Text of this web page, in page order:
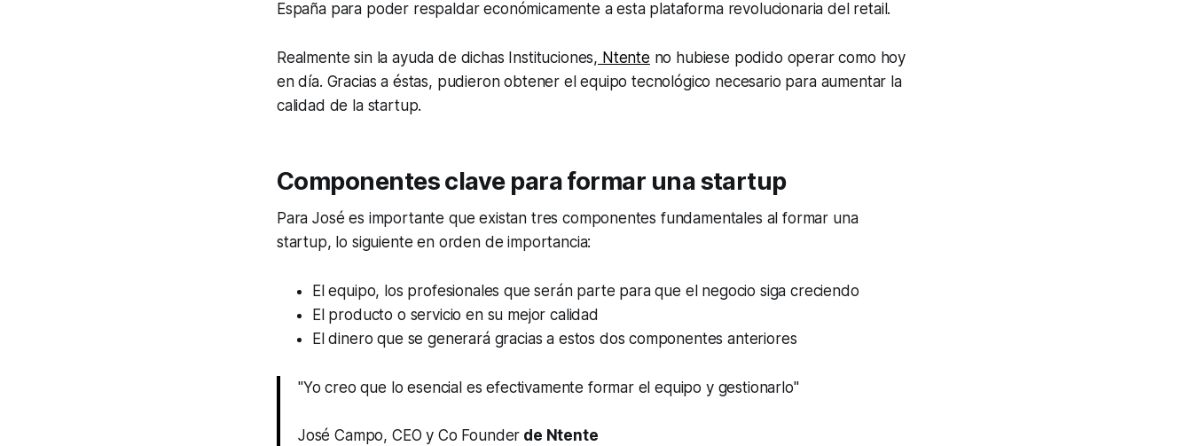
España para poder respaldar económicamente a esta plataforma revolucionaria del retail.
Realmente sin la ayuda de dichas Instituciones, Ntente no hubiese podido operar como hoy
en día. Gracias a éstas, pudieron obtener el equipo tecnológico necesario para aumentar la
calidad de la startup.
Componentes clave para formar una startup
Para José es importante que existan tres componentes fundamentales al formar una
startup, lo siguiente en orden de importancia:
El equipo, los profesionales que serán parte para que el negocio siga creciendo
El producto o servicio en su mejor calidad
El dinero que se generará gracias a estos dos componentes anteriores
"Yo creo que lo esencial es efectivamente formar el equipo y gestionarlo"
José Campo, CEO y Co Founder de Ntente